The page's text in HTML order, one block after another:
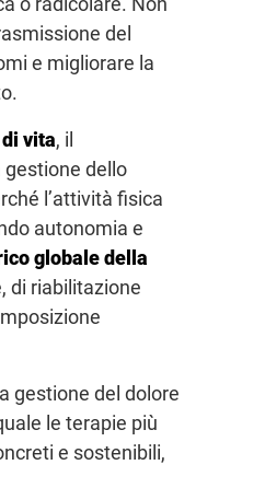
del
e migliorare la
vita, il
gestione dello
l’attività fisica
autonomia e
globale della
di riabilitazione
gestione del dolore
le terapie più
e sostenibili,